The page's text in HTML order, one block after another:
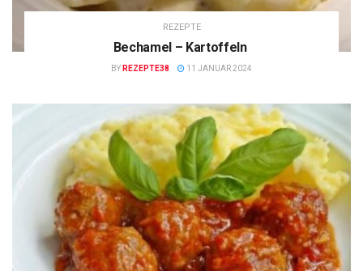
REZEPTE
Bechamel – Kartoffeln
BY REZEPTE38 11 JANUAR 2024